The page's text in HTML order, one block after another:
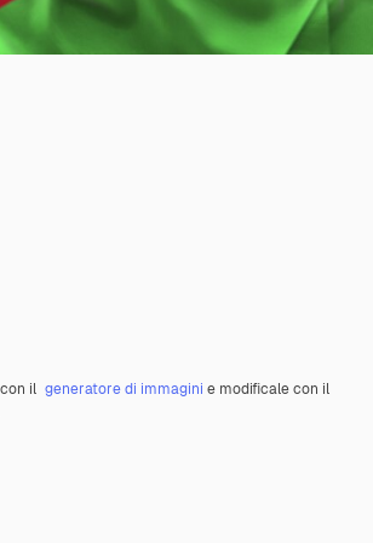
il generatore di immagini e modificale con il